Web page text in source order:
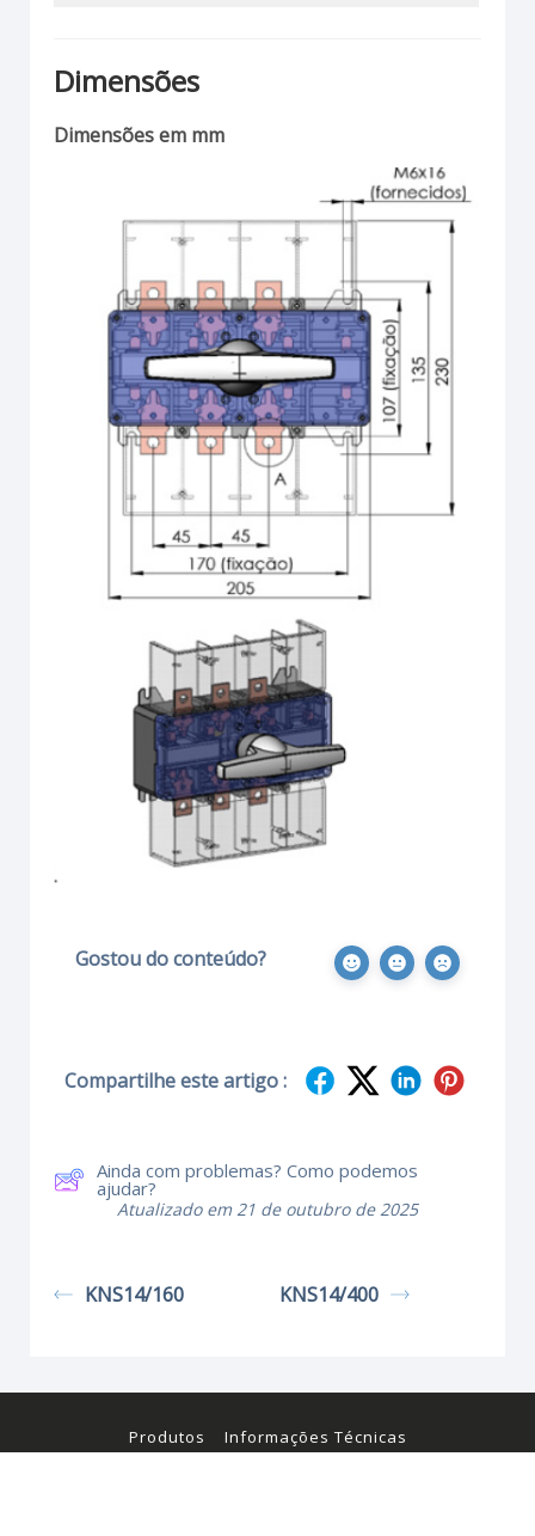
Dimensões
Dimensões em mm
Gostou do conteúdo?
Compartilhe este artigo :
Ainda com problemas? Como podemos
ajudar?
Atualizado em 21 de outubro de 2025
KNS14/160 KNS14/400
Produtos
Informações Técnicas